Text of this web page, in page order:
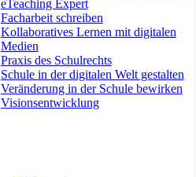
eTeaching Expert
Facharbeit schreiben
Kollaboratives Lernen mit digitalen
Medien
Praxis des Schulrechts
Schule in der digitalen Welt gestalten
Veränderung in der Schule bewirken
Visionsentwicklung